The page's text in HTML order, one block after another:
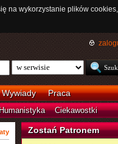
na wykorzystanie plików
Wywiady Praca
Ciekawostki
Zostań Patronem